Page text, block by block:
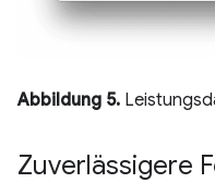
Abbildung 5.
Zuverlässigere